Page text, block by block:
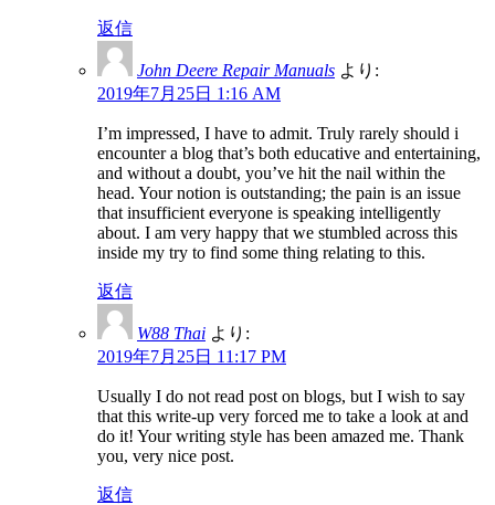
返信
John Deere Repair Manuals より:
2019年7月25日 1:16 AM
I’m impressed, I have to admit. Truly rarely should i
encounter a blog that’s both educative and entertaining,
and without a doubt, you’ve hit the nail within the
head. Your notion is outstanding; the pain is an issue
that insufficient everyone is speaking intelligently
about. I am very happy that we stumbled across this
inside my try to find some thing relating to this.
返信
W88 Thai より:
2019年7月25日 11:17 PM
Usually I do not read post on blogs, but I wish to say
that this write-up very forced me to take a look at and
do it! Your writing style has been amazed me. Thank
you, very nice post.
返信